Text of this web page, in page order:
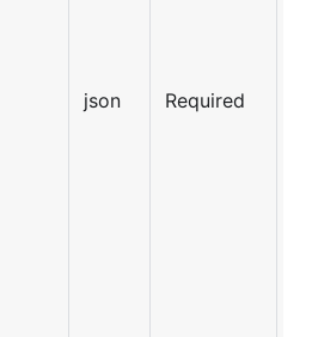
json Required